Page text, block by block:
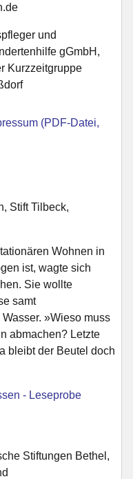
und
gGmbH,
Kurzzeitgruppe
(PDF-Datei,
Stift Tilbeck,
Wohnen in
ist, wagte sich
Sie wollte
samt
»Wieso muss
abmachen? Letzte
bleibt der Beutel doch
- Leseprobe
Stiftungen Bethel,